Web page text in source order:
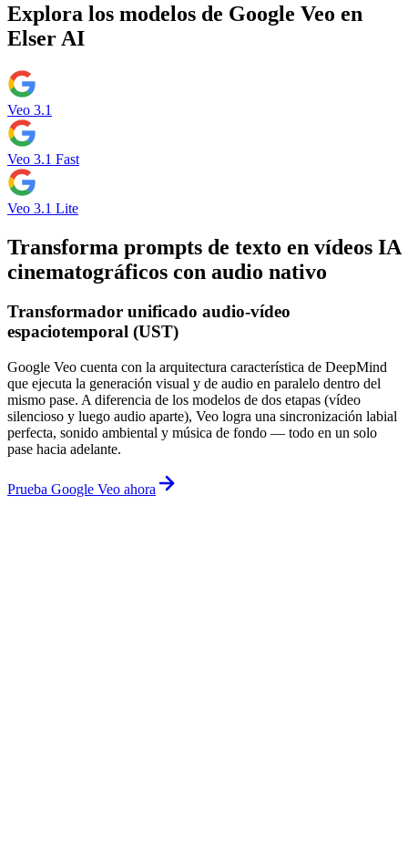
Explora los modelos de Google Veo en
Elser AI
Veo 3.1
Veo 3.1 Fast
Veo 3.1 Lite
Transforma prompts de texto en vídeos IA
cinematográficos con audio nativo
Transformador unificado audio-vídeo
espaciotemporal (UST)
Google Veo cuenta con la arquitectura característica de DeepMind
que ejecuta la generación visual y de audio en paralelo dentro del
mismo pase. A diferencia de los modelos de dos etapas (vídeo
silencioso y luego audio aparte), Veo logra una sincronización labial
perfecta, sonido ambiental y música de fondo — todo en un solo
pase hacia adelante.
Prueba Google Veo ahora